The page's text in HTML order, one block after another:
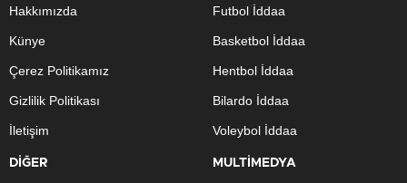
Hakkımızda
Künye
Çerez Politikamız
Gizlilik Politikası
İletişim
Futbol İddaa
Basketbol İddaa
Hentbol İddaa
Bilardo İddaa
Voleybol İddaa
DİĞER MULTİMEDYA